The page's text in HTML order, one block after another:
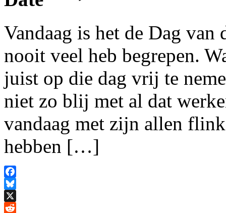
Vandaag is het de Dag
nooit veel heb begrepen.
juist op die dag vrij te
niet zo blij met al dat
vandaag met zijn allen
hebben […]
Facebook
Bluesky
X